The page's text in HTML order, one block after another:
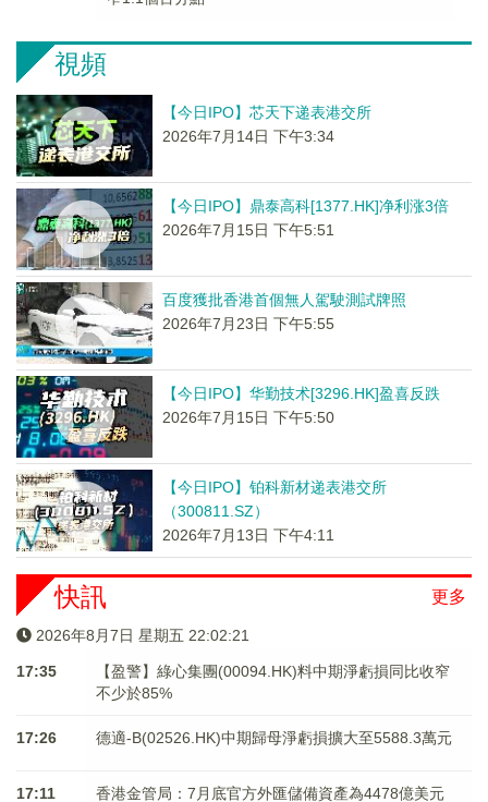
視頻
【今日IPO】芯天下递表港交所
2026年7月14日 下午3:34
【今日IPO】鼎泰高科[1377.HK]净利涨3倍
2026年7月15日 下午5:51
百度獲批香港首個無人駕駛測試牌照
2026年7月23日 下午5:55
【今日IPO】华勤技术[3296.HK]盈喜反跌
2026年7月15日 下午5:50
【今日IPO】铂科新材递表港交所
（300811.SZ）
2026年7月13日 下午4:11
更多
快訊
2026年8月7日 星期五 22:02:22
17:35
【盈警】綠心集團(00094.HK)料中期淨虧損同比收窄
不少於85%
17:26 德適-B(02526.HK)中期歸母淨虧損擴大至5588.3萬元
17:11 香港金管局：7月底官方外匯儲備資產為4478億美元